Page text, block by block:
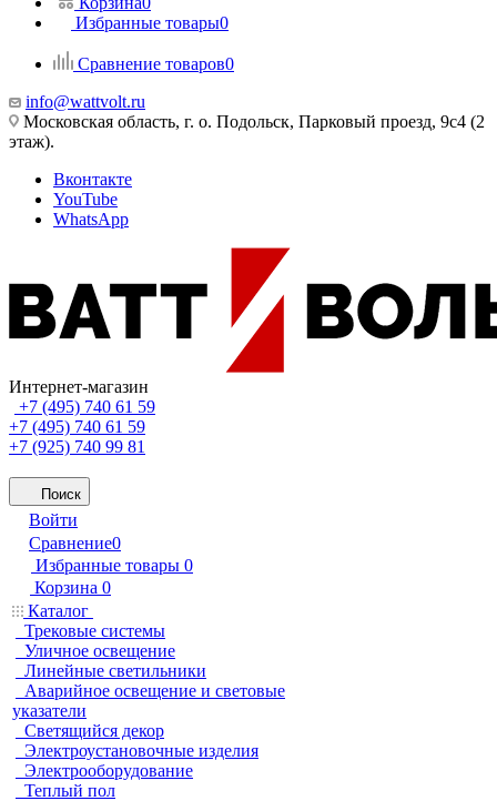
Избранные товары0
Сравнение товаров0
info@wattvolt.ru
Московская область, г. о. Подольск, Парковый проезд, 9с4 (2
этаж).
Вконтакте
YouTube
WhatsApp
Интернет-магазин
+7 (495) 740 61 59
+7 (495) 740 61 59
+7 (925) 740 99 81
Поиск
Войти
Сравнение0
Избранные товары 0
Корзина 0
Каталог
Трековые системы
Уличное освещение
Линейные светильники
Аварийное освещение и световые
указатели
Светящийся декор
Электроустановочные изделия
Электрооборудование
Теплый пол